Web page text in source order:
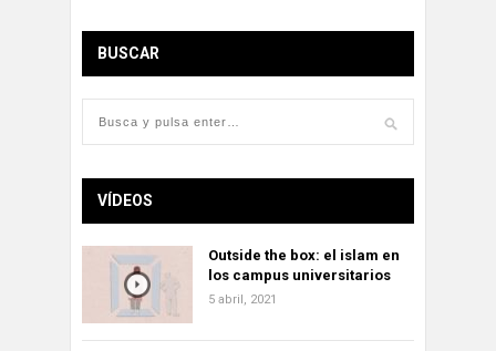
BUSCAR
VÍDEOS
Outside the box: el islam en
los campus universitarios
5 abril, 2021